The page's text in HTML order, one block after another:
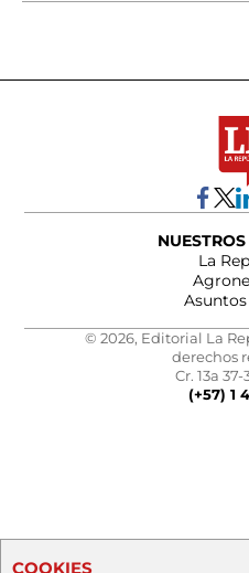
La
© 2026, Editorial La
derechos
Cr. 13a
(+57) 1
COOKIES